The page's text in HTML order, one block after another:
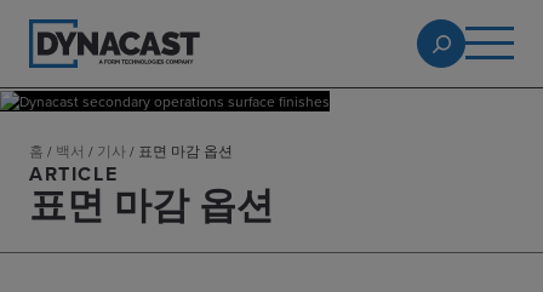
홈 / 백서 / 기사 / 표면 마감 옵션
ARTICLE
표면 마감 옵션